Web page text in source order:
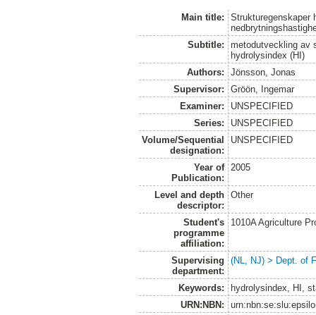
Main title:
Strukturegenskaper
Subtitle:
metodutveckling av
hydrolysindex (HI)
Authors:
Jönsson, Jonas
Supervisor:
Gröön, Ingemar
Examiner:
UNSPECIFIED
Series:
UNSPECIFIED
Volume/Sequential
designation:
UNSPECIFIED
Year of
Publication:
2005
Level and depth
descriptor:
Other
Student's
programme
affiliation:
1010A Agriculture
Supervising
department:
(NL, NJ) > Dept. of
Keywords:
hydrolysindex, HI,
URN:NBN: